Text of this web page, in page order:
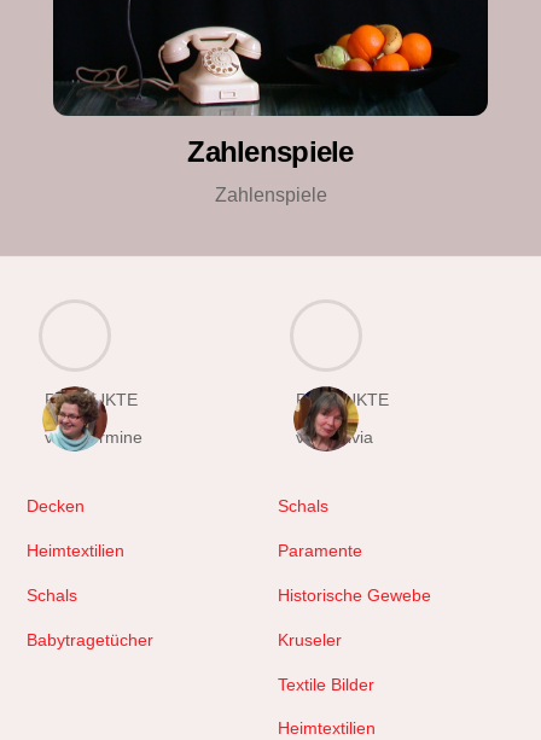
Zahlenspiele
Zahlenspiele
PRODUKTE
von Hermine
Decken
Heimtextilien
Schals
Babytragetücher
PRODUKTE
von Sylvia
Schals
Paramente
Historische Gewebe
Kruseler
Textile Bilder
Heimtextilien